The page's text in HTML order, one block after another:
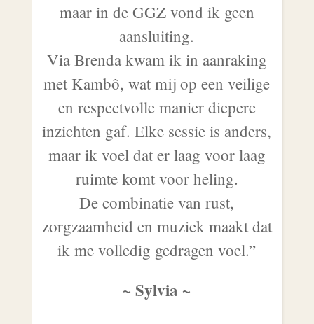
maar in de GGZ vond ik geen
aansluiting.
Via Brenda kwam ik in aanraking
met Kambô, wat mij op een veilige
en respectvolle manier diepere
inzichten gaf. Elke sessie is anders,
maar ik voel dat er laag voor laag
ruimte komt voor heling.
De combinatie van rust,
zorgzaamheid en muziek maakt dat
ik me volledig gedragen voel.”
~ Sylvia ~